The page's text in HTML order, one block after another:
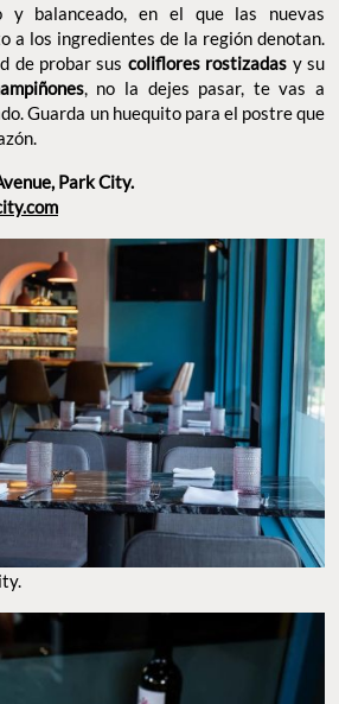
y balanceado, en el que las nuevas
a los ingredientes de la región denotan.
de probar sus coliflores rostizadas y su
, no la dejes pasar, te vas a
Guarda un huequito para el postre que
Park City.